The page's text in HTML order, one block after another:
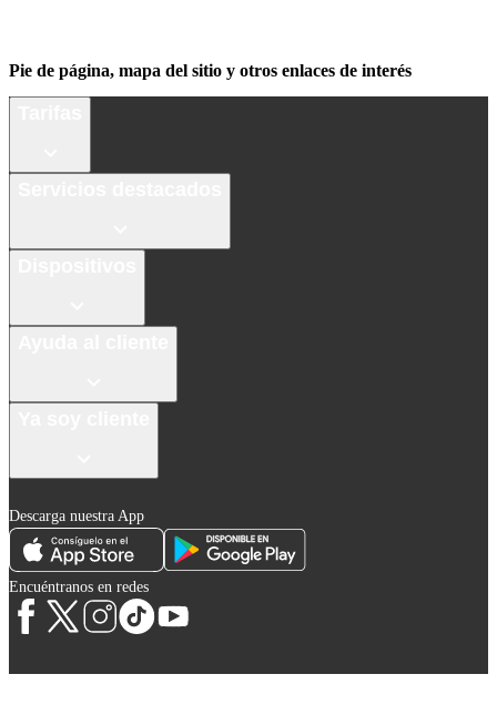
Pie de página, mapa del sitio y otros enlaces de interés
Descarga nuestra App
Encuéntranos en redes